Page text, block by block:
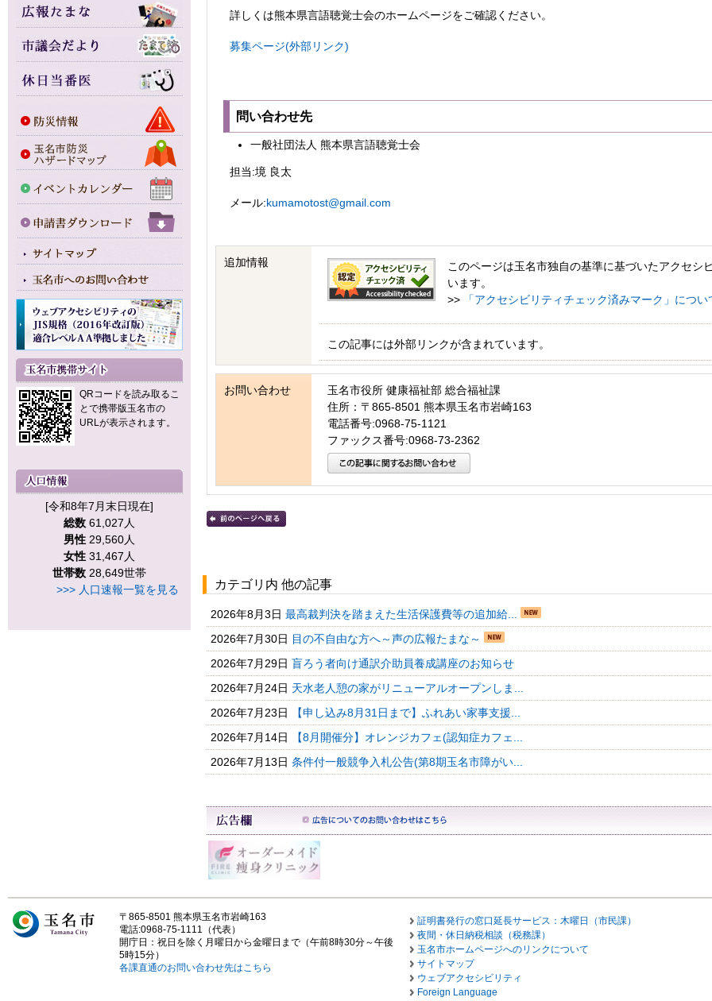
QRコードを読み取るこ
とで携帯版玉名市の
URLが表示されます。
[令和8年7月末日現在]
総数 61,027人
男性 29,560人
女性 31,467人
世帯数 28,649世帯
>>> 人口速報一覧を見る
詳しくは熊本県言語聴覚士会のホームページをご確認ください。
募集ページ(外部リンク)
問い合わせ先
一般社団法人 熊本県言語聴覚士会
担当:境 良太
メール:kumamotost@gmail.com
追加情報
このページは玉名市独自の基準に基づいたアクセシ
います。
>>
「アクセシビリティチェック済みマーク」につい
この記事には外部リンクが含まれています。
お問い合わせ
玉名市役所 健康福祉部 総合福祉課
住所：〒865-8501 熊本県玉名市岩崎163
電話番号:0968-75-1121
ファックス番号:0968-73-2362
カテゴリ内 他の記事
2026年8月3日 最高裁判決を踏まえた生活保護費等の追加給...
2026年7月30日 目の不自由な方へ～声の広報たまな～
2026年7月29日 盲ろう者向け通訳介助員養成講座のお知らせ
2026年7月24日 天水老人憩の家がリニューアルオープンしま...
2026年7月23日
【申し込み8月31日まで】ふれあい家事支援...
2026年7月14日
【8月開催分】オレンジカフェ(認知症カフェ...
2026年7月13日 条件付一般競争入札公告(第8期玉名市障がい...
〒865-8501 熊本県玉名市岩崎163
電話:0968-75-1111（代表）
開庁日：祝日を除く月曜日から金曜日まで（午前8時30分～午後
5時15分）
各課直通のお問い合わせ先はこちら
証明書発行の窓口延長サービス：木曜日（市民課）
夜間・休日納税相談（税務課）
玉名市ホームページへのリンクについて
サイトマップ
ウェブアクセシビリティ
Foreign Language